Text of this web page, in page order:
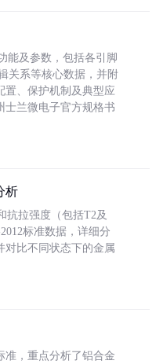
能及参数，包括各引脚
关系等核心数据，并附
置、保护机制及典型应
士兰微电子官方规格书
析
抗拉强度（包括T2及
标准数据，详细分
对比不同状态下的金属
准，重点分析了铝合金